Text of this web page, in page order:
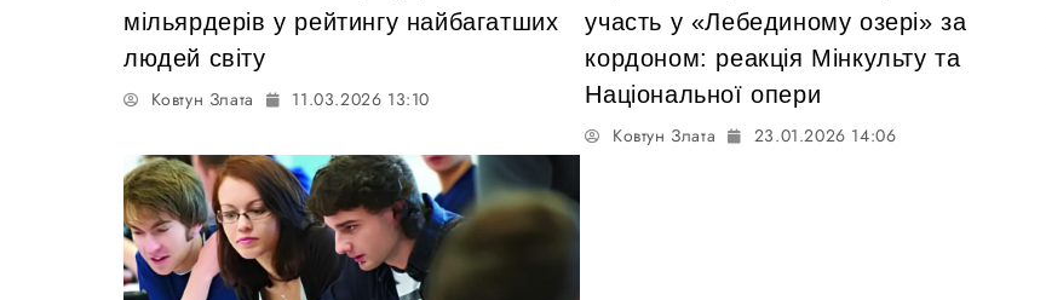
мільярдерів у рейтингу найбагатших
людей світу
Ковтун Злата 11.03.2026 13:10
участь у «Лебединому озері» за
кордоном: реакція Мінкульту та
Національної опери
Ковтун Злата 23.01.2026 14:06